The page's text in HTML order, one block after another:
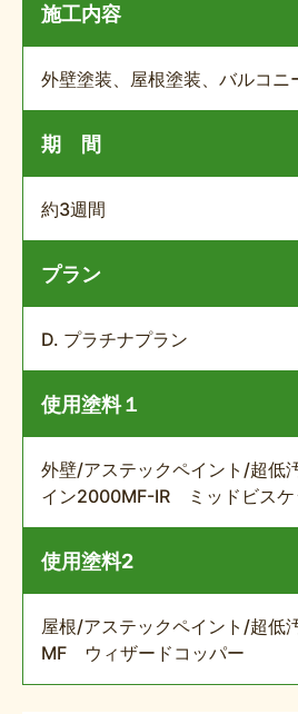
施工内容
外壁塗装、屋根塗装、バルコニ
期 間
約3週間
プラン
D. プラチナプラン
使用塗料１
外壁/アステックペイント/超低
イン2000MF-IR ミッドビスケ
使用塗料2
屋根/アステックペイント/超低
MF ウィザードコッパー